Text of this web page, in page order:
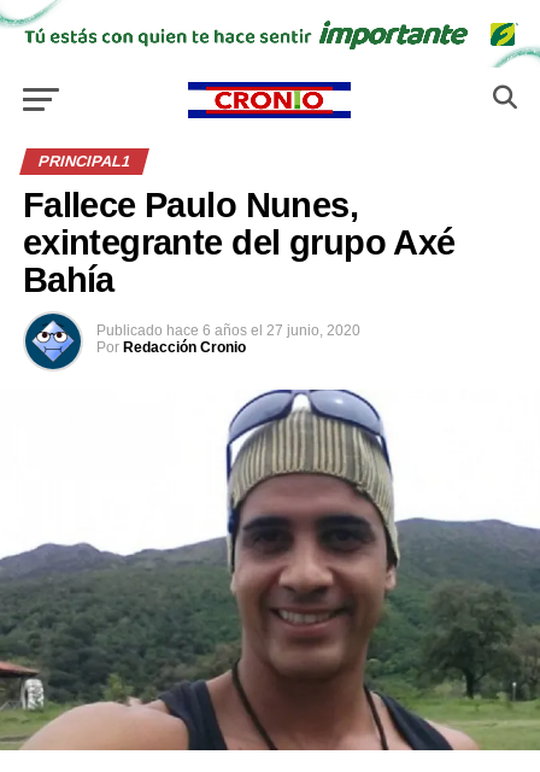
PRINCIPAL1
Fallece Paulo Nunes,
exintegrante del grupo Axé
Bahía
Publicado hace 6 años el 27 junio, 2020
Por Redacción Cronio